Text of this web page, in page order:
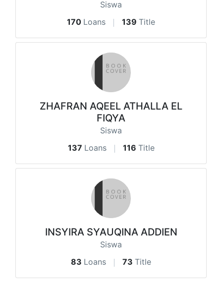
Siswa
170 Loans 139 Title
ZHAFRAN AQEEL ATHALLA EL
FIQYA
Siswa
137 Loans 116 Title
INSYIRA SYAUQINA ADDIEN
Siswa
83 Loans 73 Title